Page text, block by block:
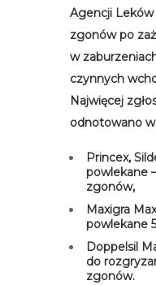
Agencji
zgonów po
w
czynnych
Najwięcej
odnotowano
Princex,
powlekane
zgonów,
Maxigra
powlekane
Doppelsil
do
zgonów.